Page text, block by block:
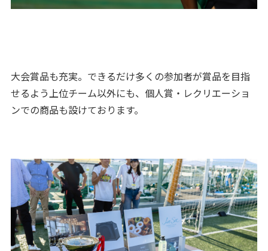
大会賞品も充実。できるだけ多くの参加者が賞品を目指
せるよう上位チーム以外にも、個人賞・レクリエーショ
ンでの商品も設けております。